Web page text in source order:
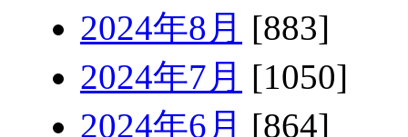
2024年8月 [883]
2024年7月 [1050]
2024年6月 [864]